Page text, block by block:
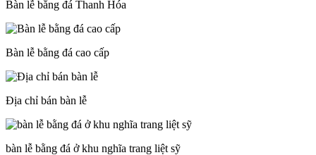
Bàn lễ bằng đá Thanh Hóa
Bàn lễ bằng đá cao cấp
Địa chỉ bán bàn lễ
bàn lễ bằng đá ở khu nghĩa trang liệt sỹ